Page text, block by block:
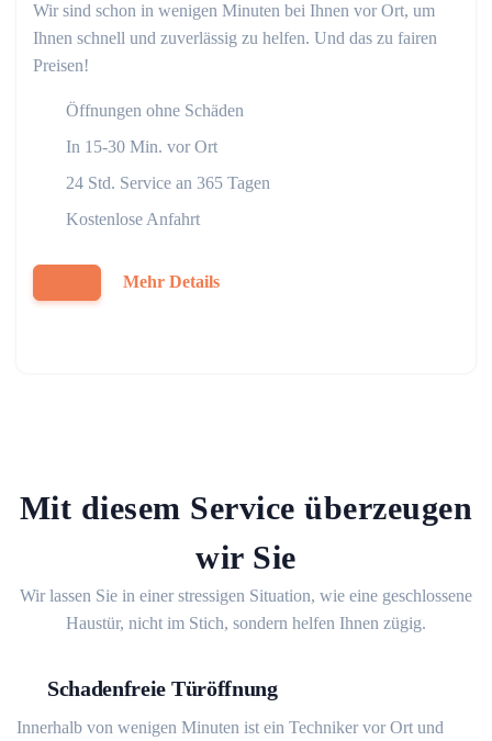
Wir sind schon in wenigen Minuten bei Ihnen vor Ort, um
Ihnen schnell und zuverlässig zu helfen. Und das zu fairen
Preisen!
Öffnungen ohne Schäden
In 15-30 Min. vor Ort
24 Std. Service an 365 Tagen
Kostenlose Anfahrt
Mehr Details
Mit diesem Service überzeugen
wir Sie
Wir lassen Sie in einer stressigen Situation, wie eine geschlossene
Haustür, nicht im Stich, sondern helfen Ihnen zügig.
Schadenfreie Türöffnung
Innerhalb von wenigen Minuten ist ein Techniker vor Ort und